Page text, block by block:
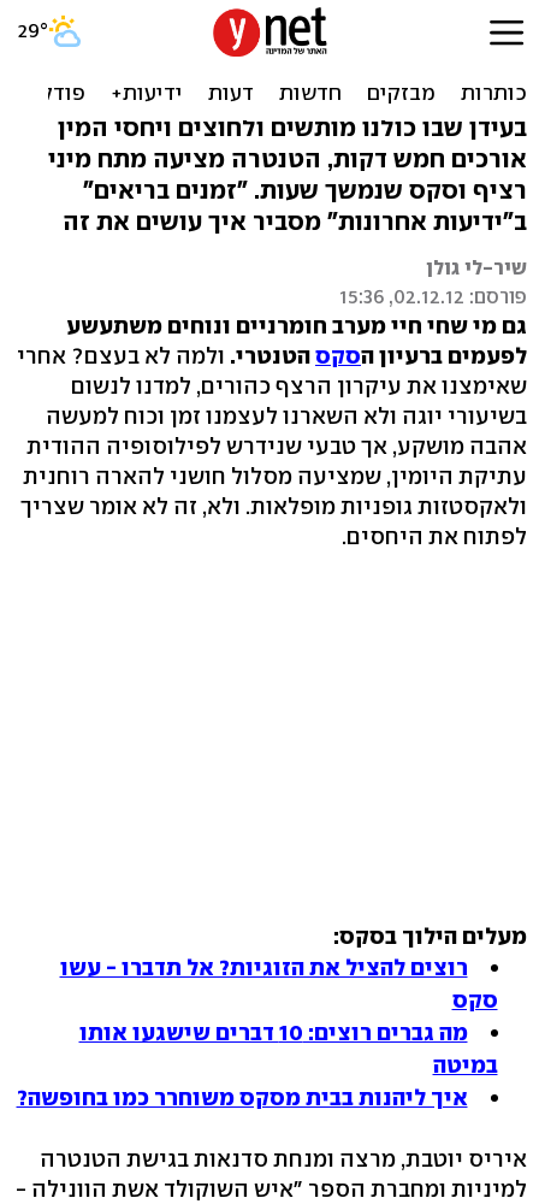
רוצים סקס שנמשך שעות?
נסו את גישת הטנטרה
בעידן שבו כולנו מותשים ולחוצים ויחסי המין
אורכים חמש דקות, הטנטרה מציעה מתח מיני
רציף וסקס שנמשך שעות. "זמנים בריאים"
ב"ידיעות אחרונות" מסביר איך עושים את זה
שיר-לי גולן
פורסם: 02.12.12, 15:36
גם מי שחי חיי מערב חומרניים ונוחים משתעשע
לפעמים ברעיון הסקסהטנטרי. ולמה לא בעצם? אחרי
שאימצנו את עיקרון הרצף כהורים, למדנו לנשום
בשיעורי יוגה ולא השארנו לעצמנו זמן וכוח למעשה
אהבה מושקע, אך טבעי שנידרש לפילוסופיה ההודית
עתיקת היומין, שמציעה מסלול חושני להארה רוחנית
ולאקסטזות גופניות מופלאות. ולא, זה לא אומר שצריך
לפתוח את היחסים.
מעלים הילוך בסקס:
רוצים להציל את הזוגיות? אל תדברו - עשו
סקס
מה גברים רוצים: 10 דברים שישגעו אותו
במיטה
איך ליהנות בבית מסקס משוחרר כמו בחופשה?
איריס יוטבת, מרצה ומנחת סדנאות בגישת הטנטרה
למיניות ומחברת הספר "איש השוקולד אשת הוונילה -